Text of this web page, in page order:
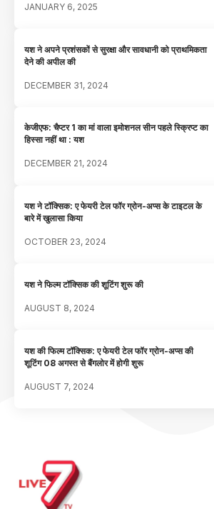
JANUARY 6, 2025
यश ने अपने प्रशंसकों से सुरक्षा और सावधानी को प्राथमिकता
देने की अपील की
DECEMBER 31, 2024
केजीएफ: चैप्टर 1 का मां वाला इमोशनल सीन पहले स्क्रिप्ट का
हिस्सा नहीं था : यश
DECEMBER 21, 2024
यश ने टॉक्सिक: ए फेयरी टेल फॉर ग्रोन-अप्स के टाइटल के
बारे में खुलासा किया
OCTOBER 23, 2024
यश ने फिल्म टॉक्सिक की शूटिंग शुरू की
AUGUST 8, 2024
यश की फिल्म टॉक्सिक: ए फेयरी टेल फॉर ग्रोन-अप्स की
शूटिंग 08 अगस्त से बैंगलोर में होगी शुरू
AUGUST 7, 2024